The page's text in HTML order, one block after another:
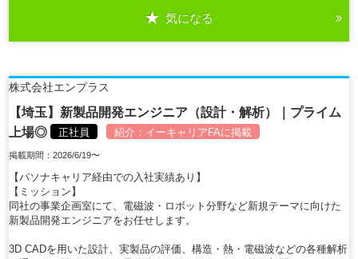
気になる
株式会社エンプラス
【埼玉】新製品開発エンジニア（設計・解析）｜プライム
上場◎
正社員 紹介： イーキャリアFAに掲載
掲載期間：2026/6/19〜
【パソナキャリア経由での入社実績あり】
【ミッション】
同社の事業企画室にて、電磁波・ロボット分野など新規テーマに向けた
新製品開発エンジニアをお任せします。
3D CADを用いた設計、実製品の評価、構造・熱・電磁波などの各種解析